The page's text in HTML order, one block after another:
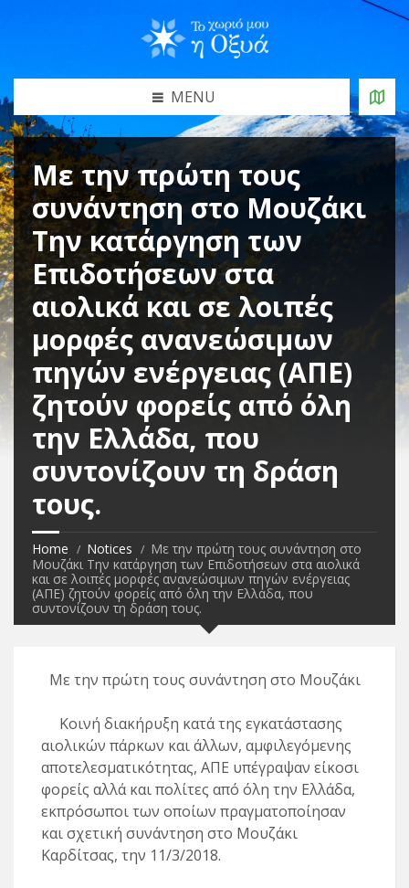
MENU
Με την πρώτη τους
συνάντηση στο Μουζάκι
Την κατάργηση των
Επιδοτήσεων στα
αιολικά και σε λοιπές
μορφές ανανεώσιμων
πηγών ενέργειας (ΑΠΕ)
ζητούν φορείς από όλη
την Ελλάδα, που
συντονίζουν τη δράση
τους.
Home Notices
Με την πρώτη τους συνάντηση στο
Μουζάκι Την κατάργηση των Επιδοτήσεων στα αιολικά
και σε λοιπές μορφές ανανεώσιμων πηγών ενέργειας
(ΑΠΕ) ζητούν φορείς από όλη την Ελλάδα, που
συντονίζουν τη δράση τους.
Με την πρώτη τους συνάντηση στο Μουζάκι
Κοινή διακήρυξη κατά της εγκατάστασης
αιολικών πάρκων και άλλων, αμφιλεγόμενης
αποτελεσματικότητας, ΑΠΕ υπέγραψαν είκοσι
φορείς αλλά και πολίτες από όλη την Ελλάδα,
εκπρόσωποι των οποίων πραγματοποίησαν
και σχετική συνάντηση στο Μουζάκι
Καρδίτσας, την 11/3/2018.